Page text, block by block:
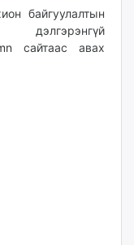
байгуулалтын
сайтаас авах